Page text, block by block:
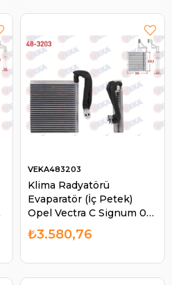
Klima Radyatörü
Evaparatör (İç Petek)
Opel Vectra C Signum 03-
08 Saab 9-3 07-15 Fiat
Croma 05-11 Valeo 817717
VEKA483203
₺3.580,76